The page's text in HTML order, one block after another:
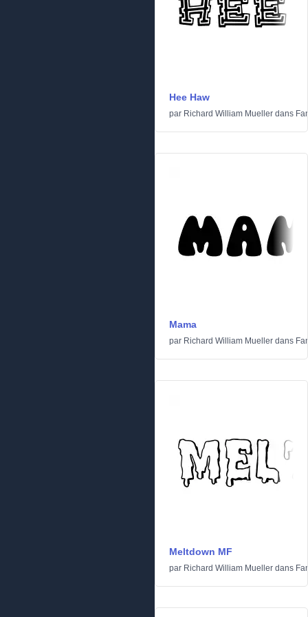
Hee Haw
par Richard William Mueller dans
Mama
par Richard William Mueller dans
Meltdown MF
par Richard William Mueller dans